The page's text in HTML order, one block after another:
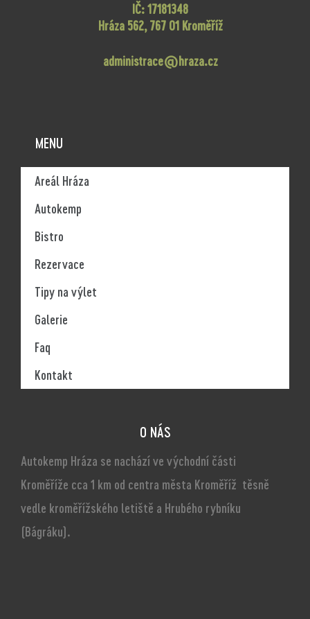
IČ: 17181348
Hráza 562, 767 01 Kroměříž
administrace@hraza.cz
MENU
Areál Hráza
Autokemp
Bistro
Rezervace
Tipy na výlet
Galerie
Faq
Kontakt
O NÁS
Autokemp Hráza se nachází ve východní části
Kroměříže cca 1 km od centra města Kroměříž těsně
vedle kroměřížského letiště a Hrubého rybníku
(Bágráku).